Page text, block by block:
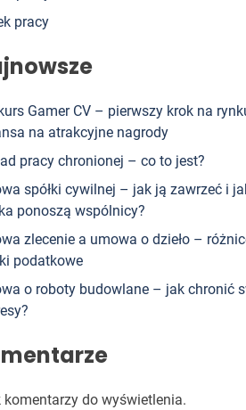
pracy
Gamer CV – pierwszy krok na
na atrakcyjne nagrody
pracy chronionej – co to jest?
spółki cywilnej – jak ją zawrzeć i
ponoszą wspólnicy?
zlecenie a umowa o dzieło –
podatkowe
o roboty budowlane – jak chronić
komentarzy do wyświetlenia.